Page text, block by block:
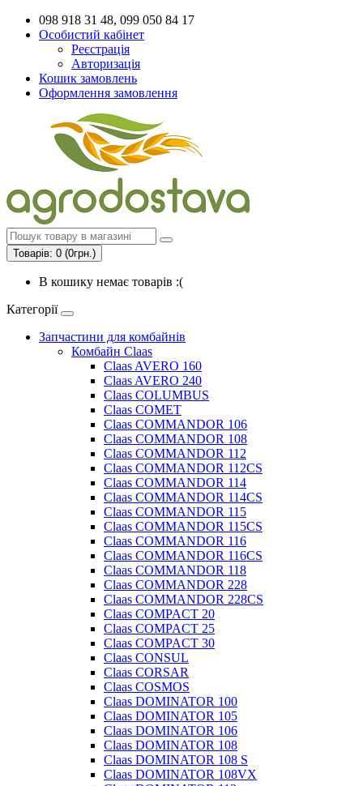
098 918 31 48, 099 050 84 17
Особистий кабінет
Реєстрація
Авторизація
Кошик замовлень
Оформлення замовлення
Товарів: 0 (0грн.)
В кошику немає товарів :(
Категорії
Запчастини для комбайнів
Комбайн Claas
Claas AVERO 160
Claas AVERO 240
Claas COLUMBUS
Claas COMET
Claas COMMANDOR 106
Claas COMMANDOR 108
Claas COMMANDOR 112
Claas COMMANDOR 112CS
Claas COMMANDOR 114
Claas COMMANDOR 114CS
Claas COMMANDOR 115
Claas COMMANDOR 115CS
Claas COMMANDOR 116
Claas COMMANDOR 116CS
Claas COMMANDOR 118
Claas COMMANDOR 228
Claas COMMANDOR 228CS
Claas COMPACT 20
Claas COMPACT 25
Claas COMPACT 30
Claas CONSUL
Claas CORSAR
Claas COSMOS
Claas DOMINATOR 100
Claas DOMINATOR 105
Claas DOMINATOR 106
Claas DOMINATOR 108
Claas DOMINATOR 108 S
Claas DOMINATOR 108VX